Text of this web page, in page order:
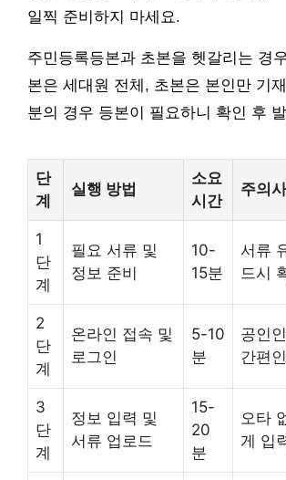
일찍 준비하지 마세요.
주민등록등본과 초본을 헷갈리는 경
본은 세대원 전체, 초본은 본인만 기
분의 경우 등본이 필요하니 확인 후
단
계
실행 방법
소요
시간
주의
1
단
계
필요 서류 및
정보 준비
10-
15분
서류
드시
2
단
계
온라인 접속 및
로그인
5-10
분
공인
간편
3
단
계
정보 입력 및
서류 업로드
15-
20
분
오타
게 입